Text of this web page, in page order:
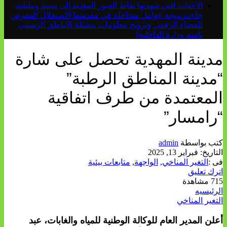
الأحداث التي شهدتها نقاط العبور المؤدية إلى سبتة ومليلية
جاءت نتيجة عوامل متداخلة في مقدمتها الاستغلال المغرض
للفضاء الرقمي وترويج معلومات مضللة (الناطق الرسمي
باسم وزارة الداخلية)
مدينة المهدية تحصل على شارة
“مدينة المناطق الرطبة”
المعتمدة من طرف اتفاقية
“رامسار”
كتب بواسطة admin
التاريخ: فبراير 13, 2025
فى : التغير المناخي, الواجهة, متابعات بيئية
اترك تعليق
715 مشاهدة
الرئيسيه
التغير المناخي
أعلن المدير العام للوكالة الوطنية للمياه والغابات، عبد